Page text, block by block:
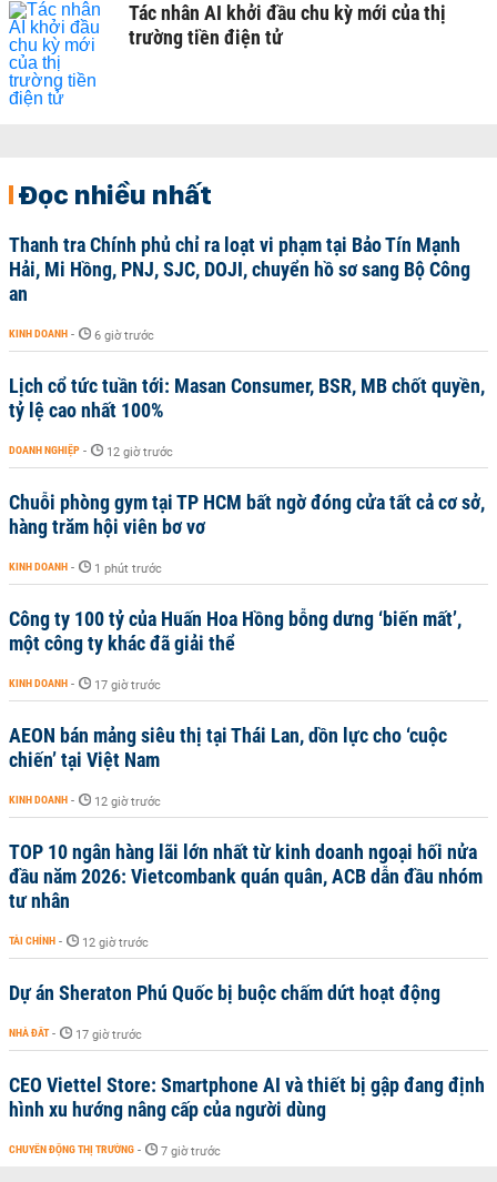
Tác nhân AI khởi đầu chu kỳ mới của thị
trường tiền điện tử
Đọc nhiều nhất
Thanh tra Chính phủ chỉ ra loạt vi phạm tại Bảo Tín Mạnh
Hải, Mi Hồng, PNJ, SJC, DOJI, chuyển hồ sơ sang Bộ Công
an
KINH DOANH - 6 giờ trước
Lịch cổ tức tuần tới: Masan Consumer, BSR, MB chốt quyền,
tỷ lệ cao nhất 100%
DOANH NGHIỆP - 12 giờ trước
Chuỗi phòng gym tại TP HCM bất ngờ đóng cửa tất cả cơ sở,
hàng trăm hội viên bơ vơ
KINH DOANH - 1 phút trước
Công ty 100 tỷ của Huấn Hoa Hồng bỗng dưng ‘biến mất’,
một công ty khác đã giải thể
KINH DOANH - 17 giờ trước
AEON bán mảng siêu thị tại Thái Lan, dồn lực cho ‘cuộc
chiến’ tại Việt Nam
KINH DOANH - 12 giờ trước
TOP 10 ngân hàng lãi lớn nhất từ kinh doanh ngoại hối nửa
đầu năm 2026: Vietcombank quán quân, ACB dẫn đầu nhóm
tư nhân
TÀI CHÍNH - 12 giờ trước
Dự án Sheraton Phú Quốc bị buộc chấm dứt hoạt động
NHÀ ĐẤT - 17 giờ trước
CEO Viettel Store: Smartphone AI và thiết bị gập đang định
hình xu hướng nâng cấp của người dùng
CHUYỂN ĐỘNG THỊ TRƯỜNG - 7 giờ trước